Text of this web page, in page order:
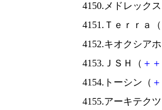
4150.メドレック
4151.Ｔｅｒｒａ（
4152.キオクシア
4153.ＪＳＨ（ ＋ ＋
4154.トーシン（ ＋
4155.アーキテク